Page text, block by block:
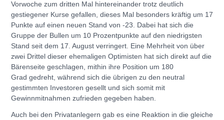
Vorwoche zum dritten Mal hintereinander trotz deutlich
gestiegener Kurse gefallen, dieses Mal besonders kräftig um 17
Punkte auf einen neuen Stand von -23. Dabei hat sich die
Gruppe der Bullen um 10 Prozentpunkte auf den niedrigsten
Stand seit dem 17. August verringert. Eine Mehrheit von über
zwei Drittel dieser ehemaligen Optimisten hat sich direkt auf die
Bärenseite geschlagen, mithin ihre Position um 180
Grad gedreht, während sich die übrigen zu den neutral
gestimmten Investoren gesellt und sich somit mit
Gewinnmitnahmen zufrieden gegeben haben.
Auch bei den Privatanlegern gab es eine Reaktion in die gleiche